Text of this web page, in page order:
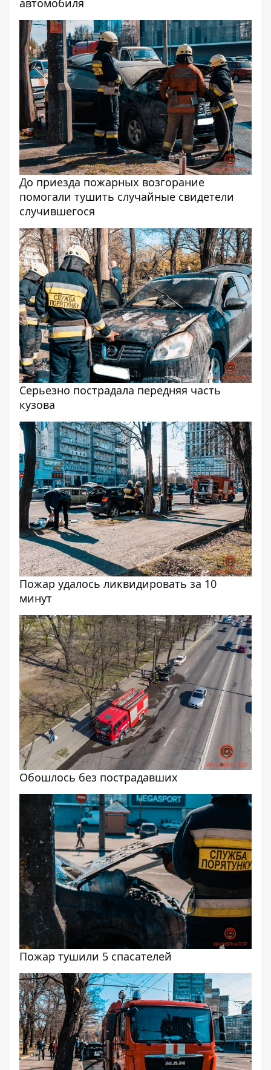
автомобиля
До приезда пожарных возгорание
помогали тушить случайные свидетели
случившегося
Серьезно пострадала передняя часть
кузова
Пожар удалось ликвидировать за 10
минут
Обошлось без пострадавших
Пожар тушили 5 спасателей